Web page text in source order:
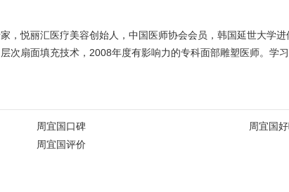
，悦丽汇医疗美容创始人，中国医师协会会员，韩国延世大学
次扇面填充技术，2008年度有影响力的专科面部雕塑医师。
周宜国口碑 周宜国
周宜国评价